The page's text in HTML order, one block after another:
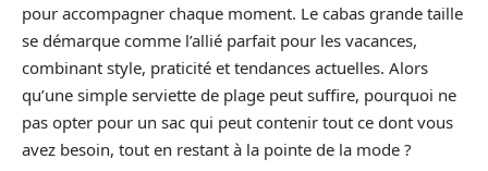
pour accompagner chaque moment. Le cabas grande taille
se démarque comme l’allié parfait pour les vacances,
combinant style, praticité et tendances actuelles. Alors
qu’une simple serviette de plage peut suffire, pourquoi ne
pas opter pour un sac qui peut contenir tout ce dont vous
avez besoin, tout en restant à la pointe de la mode ?